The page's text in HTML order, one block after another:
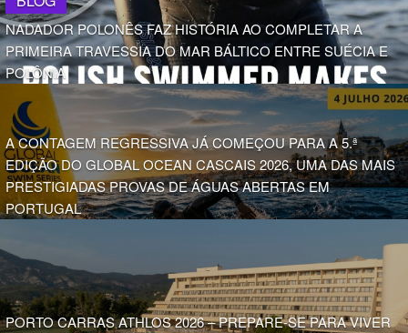
NADADOR POLONÊS FAZ HISTÓRIA AO COMPLETAR A
PRIMEIRA TRAVESSIA DO MAR BÁLTICO ENTRE SUÉCIA E
POLÔNIA
A CONTAGEM REGRESSIVA JÁ COMEÇOU PARA A 5.ª
EDIÇÃO DO GLOBAL OCEAN CASCAIS 2026, UMA DAS MAIS
PRESTIGIADAS PROVAS DE ÁGUAS ABERTAS EM
PORTUGAL
PORTO CARRAS ATHLOS 2026 – PREPARE-SE PARA VIVER